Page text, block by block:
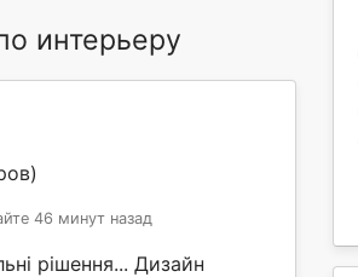
интерьеру
46 минут назад
рішення... Дизайн